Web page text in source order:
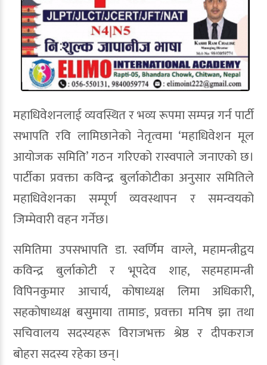
महाधिवेशनलाई व्यवस्थित र भव्य रूपमा सम्पन्न गर्न पार्टी
सभापति रवि लामिछानेको नेतृत्वमा ‘महाधिवेशन मूल
आयोजक समिति’ गठन गरिएको रास्वपाले जनाएको छ।
पार्टीका प्रवक्ता कविन्द्र बुर्लाकोटीका अनुसार समितिले
महाधिवेशनका सम्पूर्ण व्यवस्थापन र समन्वयको
जिम्मेवारी वहन गर्नेछ।
समितिमा उपसभापति डा. स्वर्णिम वाग्ले, महामन्त्रीद्वय
कविन्द्र बुर्लाकोटी र भूपदेव शाह, सहमहामन्त्री
विपिनकुमार आचार्य, कोषाध्यक्ष लिमा अधिकारी,
सहकोषाध्यक्ष बसुमाया तामाङ, प्रवक्ता मनिष झा तथा
सचिवालय सदस्यहरू विराजभक्त श्रेष्ठ र दीपकराज
बोहरा सदस्य रहेका छन्।